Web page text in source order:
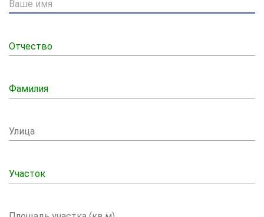
Отчество
Фамилия
Улица
Участок